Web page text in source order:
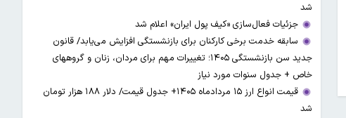
شد
جزئیات فعال‌سازی «کیف پول ایران» اعلام شد
سابقه خدمت برخی کارکنان برای بازنشستگی افزایش می‌یابد/ قانون
جدید سن بازنشستگی ۱۴۰۵؛ تغییرات مهم برای مردان، زنان و گروههای
خاص + جدول سنوات مورد نیاز
قیمت انواع ارز ۱۵ مردادماه ۱۴۰۵+ جدول قیمت/ دلار ۱۸۸ هزار تومان
شد